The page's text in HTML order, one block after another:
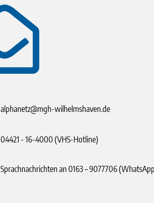
alphanetz@mgh-wilhelmshaven.de
04421 - 16-4000 (VHS-Hotline)
Sprachnachrichten an 0163 – 9077706